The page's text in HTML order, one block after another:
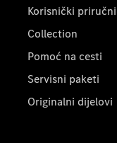
Korisnički
Collection
Pomoć na cesti
Servisni paketi
Originalni dijelovi